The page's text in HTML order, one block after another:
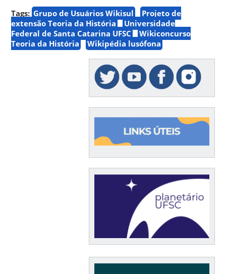
Tags: Grupo de Usuários Wikisul
Projeto de
extensão Teoria da História
Universidade
Federal de Santa Catarina UFSC
Wikiconcurso
Teoria da História
Wikipédia lusófona